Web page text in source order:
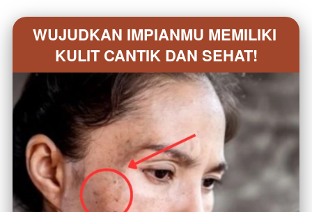
WUJUDKAN IMPIANMU MEMILIKI
KULIT CANTIK DAN SEHAT!